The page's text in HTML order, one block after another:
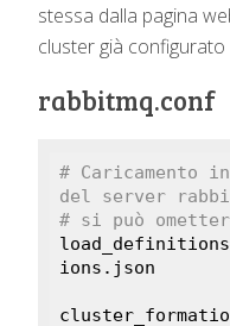
stessa dalla pagina
cluster già configurato
rabbitmq.conf
# Caricamento
del server
# si può
ions.json